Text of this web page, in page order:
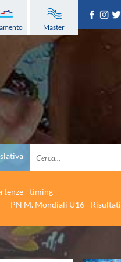
Master
- timing
PN M. Mondiali U16 - Risultati